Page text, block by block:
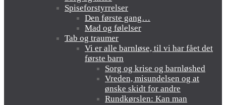
Spiseforstyrrelser
Den første gang…
Mad og følelser
Tab og traumer
Vi er alle barnløse, til vi har fået det
første barn
Sorg og krise og barnløshed
Vreden, misundelsen og at
ønske skidt for andre
Rundkørslen: Kan man